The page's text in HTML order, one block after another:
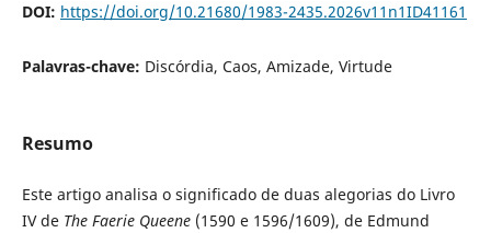
DOI: https://doi.org/10.21680/1983-2435.2026v11n1ID41161
Palavras-chave: Discórdia, Caos, Amizade, Virtude
Resumo
Este artigo analisa o significado de duas alegorias do Livro
IV de The Faerie Queene(1590 e 1596/1609), de Edmund